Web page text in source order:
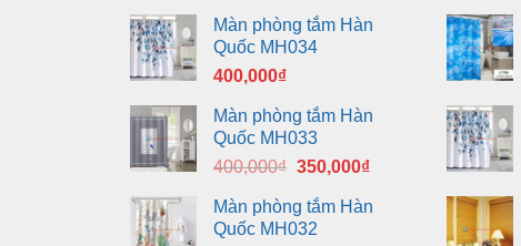
Màn phòng tắm Hàn
Quốc MH034
400,000₫
Màn phòng tắm Hàn
Quốc MH033
400,000₫ Giá
là:
400,000₫.
350,000₫Giá
tại
Màn phòng tắm Hàn
Quốc MH032